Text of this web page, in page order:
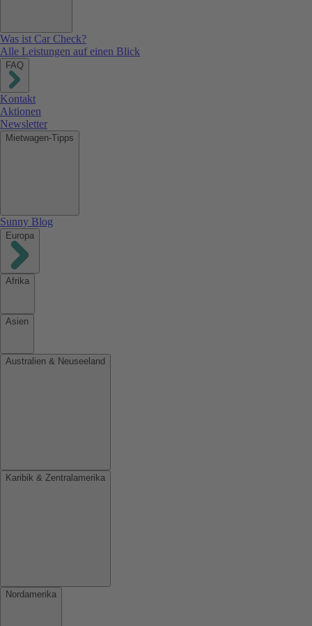
Was ist Car Check?
Alle Leistungen auf einen Blick
FAQ
Kontakt
Aktionen
Newsletter
Mietwagen-Tipps
Sunny Blog
Europa
Afrika
Asien
Australien & Neuseeland
Karibik & Zentralamerika
Nordamerika